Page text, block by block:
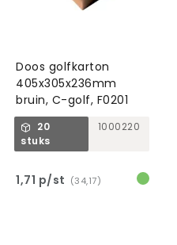
Doos golfkarton
405x305x236mm
bruin, C-golf, F0201
20
stuks
1000220
1,71 p/st (34,17)